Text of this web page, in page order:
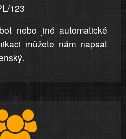
123
nebo jiné automatické
můžete nám napsat